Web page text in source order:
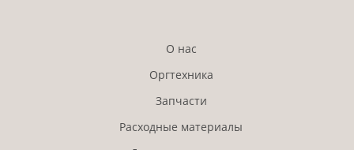
О нас
Оргтехника
Запчасти
Расходные материалы